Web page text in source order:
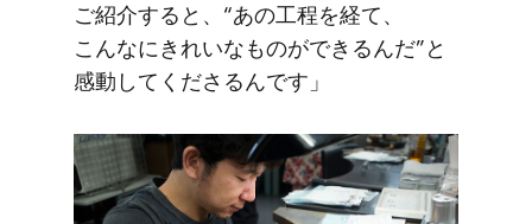
ご紹介すると、​“あの​工程を​経て、​
こんなに​きれいな​ものが​できるんだ”と​
感動してくださるんです」